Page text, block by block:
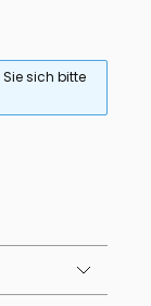
sich bitte